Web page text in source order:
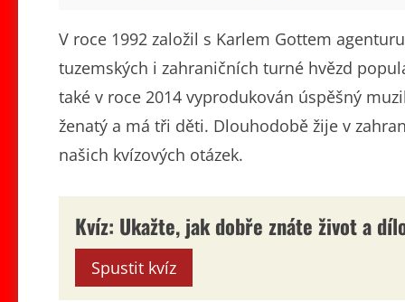
V roce 1992 založil s Karlem Gottem
tuzemských i zahraničních turné hvězd
také v roce 2014 vyprodukován úspěšný
ženatý a má tři děti. Dlouhodobě žije v
našich kvízových otázek.
Kvíz: Ukažte, jak dobře znáte život a
Spustit kvíz